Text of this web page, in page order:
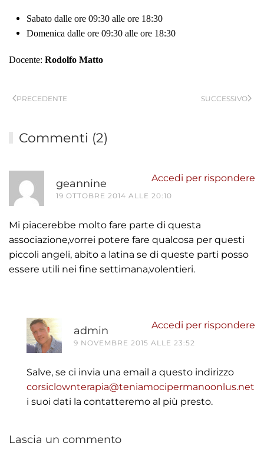
Sabato dalle ore 09:30 alle ore 18:30
Domenica dalle ore 09:30 alle ore 18:30
Docente: Rodolfo Matto
PRECEDENTE SUCCESSIVO
Commenti (2)
geannine
19 OTTOBRE 2014 ALLE 20:10
Accedi per rispondere
Mi piacerebbe molto fare parte di questa
associazione,vorrei potere fare qualcosa per questi
piccoli angeli, abito a latina se di queste parti posso
essere utili nei fine settimana,volentieri.
admin
9 NOVEMBRE 2015 ALLE 23:52
Accedi per rispondere
Salve, se ci invia una email a questo indirizzo
corsiclownterapia@teniamocipermanoonlus.net
i suoi dati la contatteremo al più presto.
Lascia un commento